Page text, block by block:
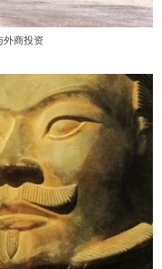
外商投资